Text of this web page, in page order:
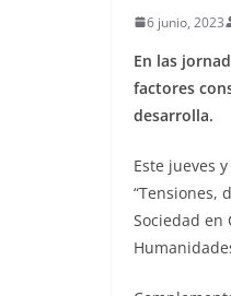
6 junio, 2023
En las
factores
desarrolla.
Este jueves
“Tensiones,
Sociedad en